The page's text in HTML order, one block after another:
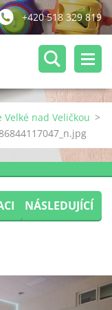
+420 518 329 819
Velké nad Veličkou >
NÁSLEDUJÍCÍ